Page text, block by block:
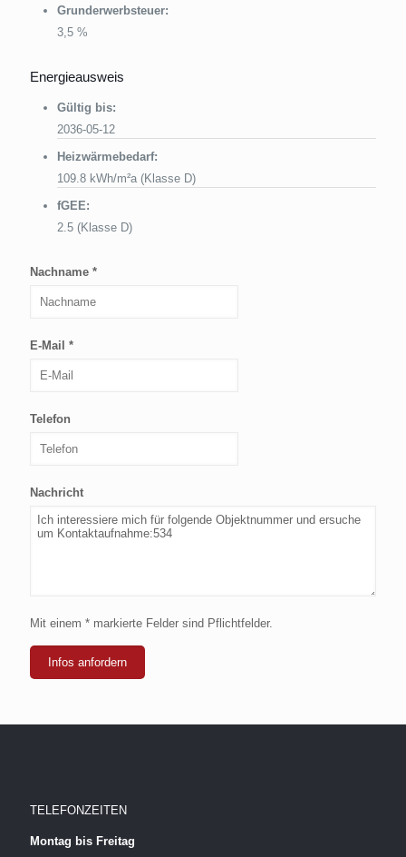
Grunderwerbsteuer:
3,5 %
Energieausweis
Gültig bis:
2036-05-12
Heizwärmebedarf:
109.8 kWh/m²a (Klasse D)
fGEE:
2.5 (Klasse D)
Nachname *
E-Mail *
Telefon
Nachricht
Mit einem * markierte Felder sind Pflichtfelder.
Infos anfordern
TELEFONZEITEN
Montag bis Freitag